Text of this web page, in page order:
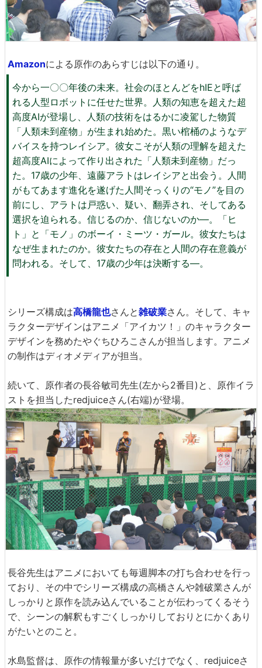
Amazonによる原作のあらすじは以下の通り。
今から一〇〇年後の未来。社会のほとんどをhIEと呼ば
れる人型ロボットに任せた世界。人類の知恵を超えた超
高度AIが登場し、人類の技術をはるかに凌駕した物質
「人類未到産物」が生まれ始めた。黒い棺桶のようなデ
バイスを持つレイシア。彼女こそが人類の理解を超えた
超高度AIによって作り出された「人類未到産物」だっ
た。17歳の少年、遠藤アラトはレイシアと出会う。人間
がもてあます進化を遂げた人間そっくりの“モノ”を目の
前にし、アラトは戸惑い、疑い、翻弄され、そしてある
選択を迫られる。信じるのか、信じないのか―。「ヒ
ト」と「モノ」のボーイ・ミーツ・ガール。彼女たちは
なぜ生まれたのか。彼女たちの存在と人間の存在意義が
問われる。そして、17歳の少年は決断する―。
シリーズ構成は高橋龍也さんと雑破業さん。そして、キャ
ラクターデザインはアニメ「アイカツ！」のキャラクター
デザインを務めたやぐちひろこさんが担当します。アニメ
の制作はディオメディアが担当。
続いて、原作者の長谷敏司先生(左から2番目)と、原作イラ
ストを担当したredjuiceさん(右端)が登場。
長谷先生はアニメにおいても毎週脚本の打ち合わせを行っ
ており、その中でシリーズ構成の高橋さんや雑破業さんが
しっかりと原作を読み込んでいることが伝わってくるそう
で、シーンの解釈もすごくしっかりしておりとにかくあり
がたいとのこと。
水島監督は、原作の情報量が多いだけでなく、redjuiceさ